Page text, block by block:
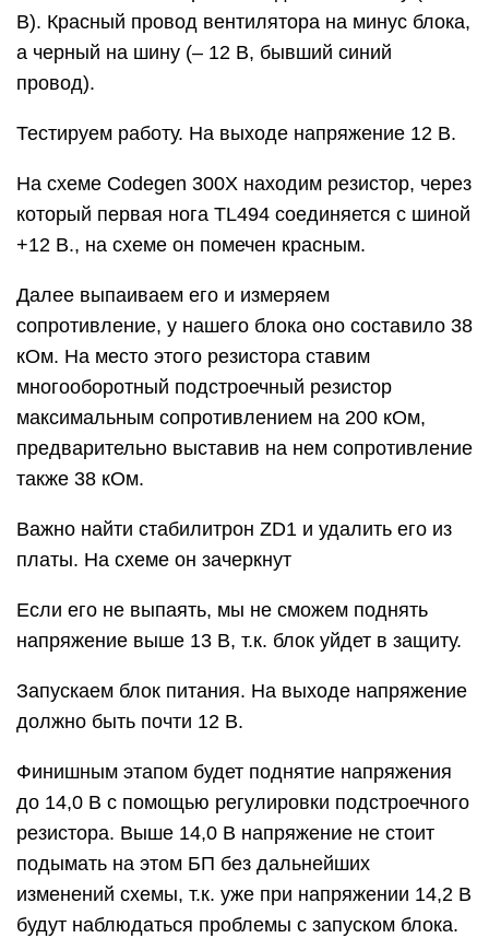
В). Красный провод вентилятора на минус блока,
а черный на шину (– 12 В, бывший синий
провод).
Тестируем работу. На выходе напряжение 12 В.
На схеме Codegen 300X находим резистор, через
который первая нога TL494 соединяется с шиной
+12 В., на схеме он помечен красным.
Далее выпаиваем его и измеряем
сопротивление, у нашего блока оно составило 38
кОм. На место этого резистора ставим
многооборотный подстроечный резистор
максимальным сопротивлением на 200 кОм,
предварительно выставив на нем сопротивление
также 38 кОм.
Важно найти стабилитрон ZD1 и удалить его из
платы. На схеме он зачеркнут
Если его не выпаять, мы не сможем поднять
напряжение выше 13 В, т.к. блок уйдет в защиту.
Запускаем блок питания. На выходе напряжение
должно быть почти 12 В.
Финишным этапом будет поднятие напряжения
до 14,0 В с помощью регулировки подстроечного
резистора. Выше 14,0 В напряжение не стоит
подымать на этом БП без дальнейших
изменений схемы, т.к. уже при напряжении 14,2 В
будут наблюдаться проблемы с запуском блока.